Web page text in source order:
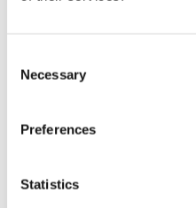
Selection
Necessary
Preferences
Statistics
Kontaktuppgifter
Press
Svenska Teatern Live
biljetter@svenskateatern.fi
Biljettkassan öppnar 11.8
LÄNKAR